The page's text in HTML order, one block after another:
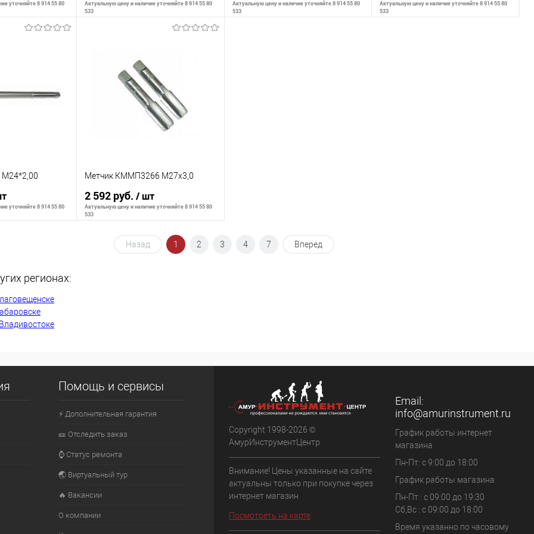
уточняйте 8 914 55 80
Актуальную цену и наличие уточняйте 8 914 55 80
533
В корзину
К сравнению
В наличии
Актуальную цену и наличие уточняйте 8 914 55 80
533
Актуальную цену и наличие уточняйте 8 914 55 80
533
М24*2,00
уточняйте 8 914 55 80
В наличии
Метчик КММП3266 М27х3,0
2 592 руб. / шт
Актуальную цену и наличие уточняйте 8 914 55 80
533
Назад 1 2 3 4 7 Вперед
регионах:
Помощь и сервисы
⚡ Дополнительная гарантия
🎫 Отследить заказ
⌚ Статус ремонта
🌏 Виртуальный тур
🔥 Вакансии
О компании
Copyright 1998-2026 ©
АмурИнструментЦентр
Внимание! Цены указанные на сайте
актуальны только при покупке через
интернет магазин
Посмотреть на карте
Email:
info@amurinstrument.ru
График работы интернет
магазина
Пн-Пт: с 9:00 до 18:00
График работы магазина
Пн-Пт : с 09:00 до 19:30
Сб,Вс : c 09:00 до 18:00
Время указанно по часовому